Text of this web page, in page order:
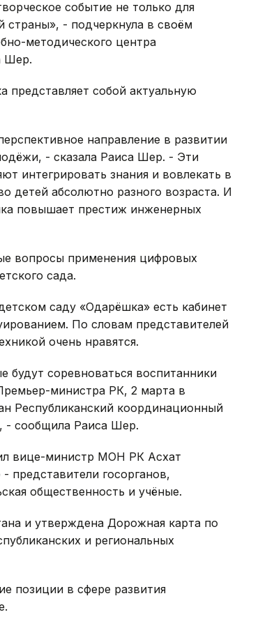
событие не только для
страны», - подчеркнула в своём
методического центра
Шер.
представляет собой актуальную
направление в развитии
- сказала Раиса Шер. - Эти
интегрировать знания и вовлекать в
детей абсолютно разного возраста. И
повышает престиж инженерных
вопросы применения цифровых
сада.
саду «Одарёшка» есть кабинет
По словам представителей
очень нравятся.
будут соревноваться воспитанники
министра РК, 2 марта в
Республиканский координационный
- сообщила Раиса Шер.
вице-министр МОН РК Асхат
представители госорганов,
общественность и учёные.
и утверждена Дорожная карта по
и региональных
позиции в сфере развития